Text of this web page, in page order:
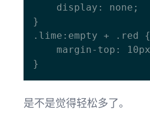
}
.lime:empty + .red {
是不是觉得轻松多了。